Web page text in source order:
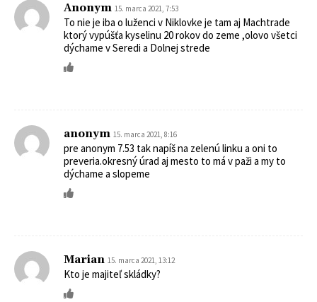
Anonym 15. marca 2021, 7:53
To nie je iba o luženci v Niklovke je tam aj Machtrade
ktorý vypúšťa kyselinu 20 rokov do zeme ,olovo všetci
dýchame v Seredi a Dolnej strede
anonym 15. marca 2021, 8:16
pre anonym 7.53 tak napíš na zelenú linku a oni to
preveria.okresný úrad aj mesto to má v paži a my to
dýchame a slopeme
Marian 15. marca 2021, 13:12
Kto je majiteľ skládky?